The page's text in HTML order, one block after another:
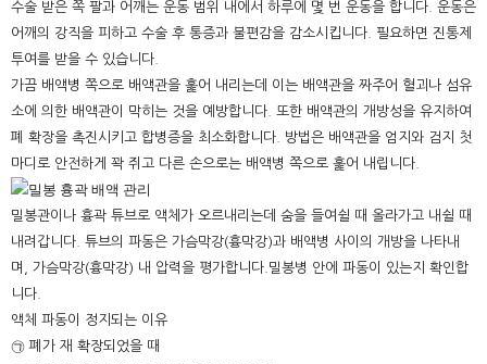
수술 받은 쪽 팔과 어깨는 운동 범위 내에서 하루에 몇 번 운동을 합니다. 운동은
어깨의 강직을 피하고 수술 후 통증과 불편감을 감소시킵니다. 필요하면 진통제
투여를 받을 수 있습니다.
가끔 배액병 쪽으로 배액관을 훑어 내리는데 이는 배액관을 짜주어 혈괴나 섬유
소에 의한 배액관이 막히는 것을 예방합니다. 또한 배액관의 개방성을 유지하여
폐 확장을 촉진시키고 합병증을 최소화합니다. 방법은 배액관을 엄지와 검지 첫
마디로 안전하게 꽉 쥐고 다른 손으로는 배액병 쪽으로 훑어 내립니다.
밀봉관이나 흉곽 튜브로 액체가 오르내리는데 숨을 들여쉴 때 올라가고 내쉴 때
내려갑니다. 튜브의 파동은 가슴막강(흉막강)과 배액병 사이의 개방을 나타내
며, 가슴막강(흉막강) 내 압력을 평가합니다.밀봉병 안에 파동이 있는지 확인합
니다.
액체 파동이 정지되는 이유
㉠ 폐가 재 확장되었을 때